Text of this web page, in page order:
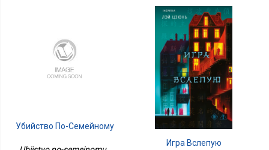
Убийство По-Семейному
Игра Вслепую